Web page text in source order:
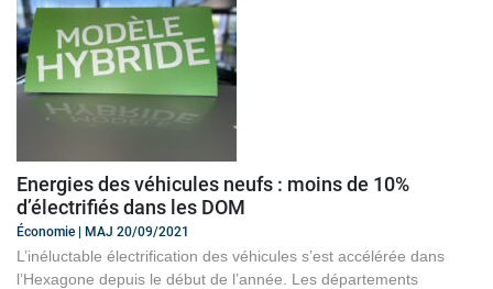
Energies des véhicules neufs : moins de 10%
d’électrifiés dans les DOM
Économie | MAJ 20/09/2021
L’inéluctable électrification des véhicules s’est accélérée dans
l’Hexagone depuis le début de l’année. Les départements